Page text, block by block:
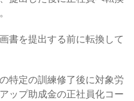
書を提出する前に転換して
特定の訓練修了後に対象労
ップ助成金の正社員化コー